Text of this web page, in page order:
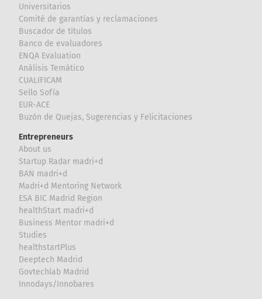
Universitarios
Comité de garantías y reclamaciones
Buscador de títulos
Banco de evaluadores
ENQA Evaluation
Análisis Temático
CUALIFICAM
Sello Sofía
EUR-ACE
Buzón de Quejas, Sugerencias y Felicitaciones
Entrepreneurs
About us
Startup Radar madri+d
BAN madri+d
Madri+d Mentoring Network
ESA BIC Madrid Region
healthStart madri+d
Business Mentor madri+d
Studies
healthstartPlus
Deeptech Madrid
Govtechlab Madrid
Innodays/Innobares